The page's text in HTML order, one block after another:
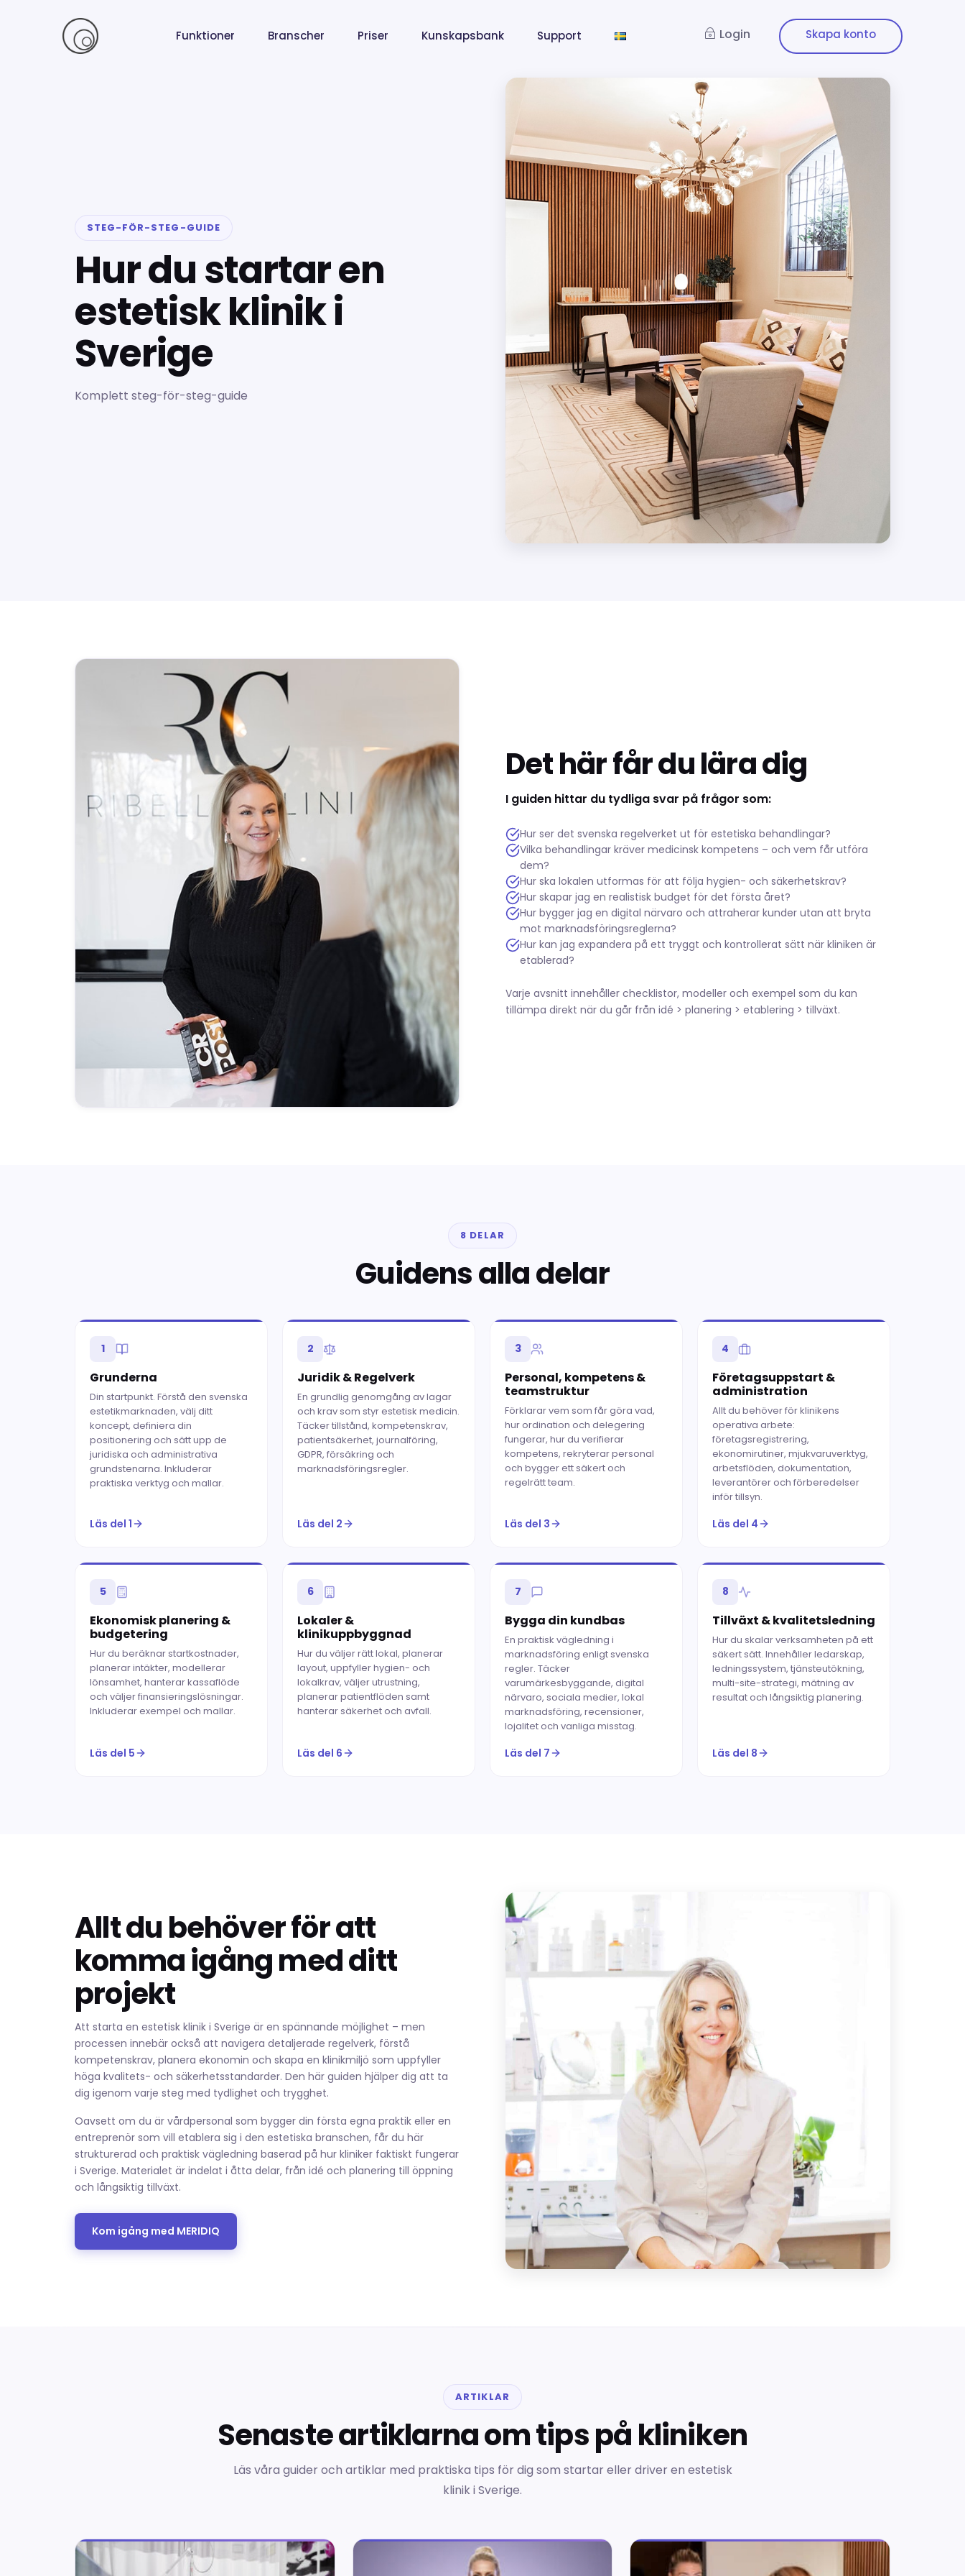
Funktioner Branscher Priser Kunskapsbank Support Login
STEG-FÖR-STEG-GUIDE
Hur du startar en
estetisk klinik i
Sverige
Komplett steg-för-steg-guide
Det här får du lära dig
I guiden hittar du tydliga svar på frågor som:
Hur ser det svenska regelverket ut för estetiska behandlingar?
Vilka behandlingar kräver medicinsk kompetens – och vem får utföra
dem?
Hur ska lokalen utformas för att följa hygien- och säkerhetskrav?
Hur skapar jag en realistisk budget för det första året?
Hur bygger jag en digital närvaro och attraherar kunder utan att bryta
mot marknadsföringsreglerna?
Hur kan jag expandera på ett tryggt och kontrollerat sätt när kliniken är
etablerad?
Varje avsnitt innehåller checklistor, modeller och exempel som du kan
tillämpa direkt när du går från idé > planering > etablering > tillväxt.
8 DELAR
Guidens alla delar
1
Grunderna
Din startpunkt. Förstå den svenska
estetikmarknaden, välj ditt
koncept, definiera din
positionering och sätt upp de
juridiska och administrativa
grundstenarna. Inkluderar
praktiska verktyg och mallar.
Läs del 1
2
Juridik & Regelverk
En grundlig genomgång av lagar
och krav som styr estetisk medicin.
Täcker tillstånd, kompetenskrav,
patientsäkerhet, journalföring,
GDPR, försäkring och
marknadsföringsregler.
Läs del 2
3
Personal, kompetens &
teamstruktur
Förklarar vem som får göra vad,
hur ordination och delegering
fungerar, hur du verifierar
kompetens, rekryterar personal
och bygger ett säkert och
regelrätt team.
Läs del 3
4
Företagsuppstart &
administration
Allt du behöver för klinikens
operativa arbete:
företagsregistrering,
ekonomirutiner, mjukvaruverktyg,
arbetsflöden, dokumentation,
leverantörer och förberedelser
inför tillsyn.
Läs del 4
5
Ekonomisk planering &
budgetering
Hur du beräknar startkostnader,
planerar intäkter, modellerar
lönsamhet, hanterar kassaflöde
och väljer finansieringslösningar.
Inkluderar exempel och mallar.
Läs del 5
6
Lokaler &
klinikuppbyggnad
Hur du väljer rätt lokal, planerar
layout, uppfyller hygien- och
lokalkrav, väljer utrustning,
planerar patientflöden samt
hanterar säkerhet och avfall.
Läs del 6
7
Bygga din kundbas
En praktisk vägledning i
marknadsföring enligt svenska
regler. Täcker
varumärkesbyggande, digital
närvaro, sociala medier, lokal
marknadsföring, recensioner,
lojalitet och vanliga misstag.
Läs del 7
8
Tillväxt & kvalitetsledning
Hur du skalar verksamheten på ett
säkert sätt. Innehåller ledarskap,
ledningssystem, tjänsteutökning,
multi-site-strategi, mätning av
resultat och långsiktig planering.
Läs del 8
Allt du behöver för att
komma igång med ditt
projekt
Att starta en estetisk klinik i Sverige är en spännande möjlighet – men
processen innebär också att navigera detaljerade regelverk, förstå
kompetenskrav, planera ekonomin och skapa en klinikmiljö som uppfyller
höga kvalitets- och säkerhetsstandarder. Den här guiden hjälper dig att ta
dig igenom varje steg med tydlighet och trygghet.
Oavsett om du är vårdpersonal som bygger din första egna praktik eller en
entreprenör som vill etablera sig i den estetiska branschen, får du här
strukturerad och praktisk vägledning baserad på hur kliniker faktiskt fungerar
i Sverige. Materialet är indelat i åtta delar, från idé och planering till öppning
och långsiktig tillväxt.
Kom igång med MERIDIQ
ARTIKLAR
Senaste artiklarna om tips på kliniken
Läs våra guider och artiklar med praktiska tips för dig som startar eller driver en estetisk
klinik i Sverige.